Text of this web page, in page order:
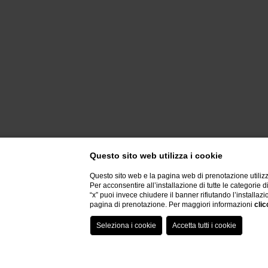
CONTATTI
Questo sito web utilizza i cookie
Questo sito web e la pagina web di prenotazione
Per acconsentire all’installazione di tutte le categorie
“x” puoi invece chiudere il banner rifiutando
pagina di prenotazione. Per maggiori informazioni